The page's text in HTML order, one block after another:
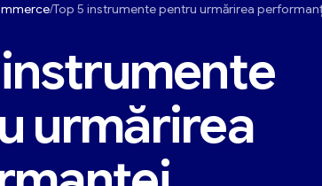
Diagnosticul magazinului dvs.
Top 5 instrumente pentru urmărirea
instrumente
urmărirea